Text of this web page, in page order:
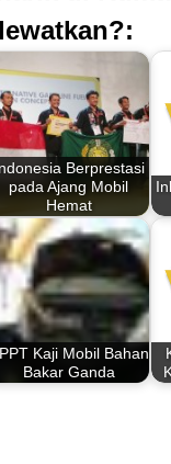
Berprestasi
pada Ajang Mobil
Hemat
Kaji Mobil Bahan
Bakar Ganda